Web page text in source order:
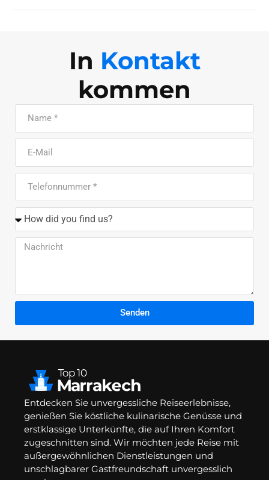
In Kontakt
kommen
Senden
Entdecken Sie unvergessliche Reiseerlebnisse,
genießen Sie köstliche kulinarische Genüsse und
erstklassige Unterkünfte, die auf Ihren Komfort
zugeschnitten sind. Wir möchten jede Reise mit
außergewöhnlichen Dienstleistungen und
unschlagbarer Gastfreundschaft unvergesslich